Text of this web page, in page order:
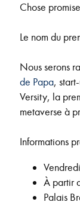
Chose
Le nom du
Nous serons
de Papa,
Versity, la
metaverse à
Informations
À partir
Palais